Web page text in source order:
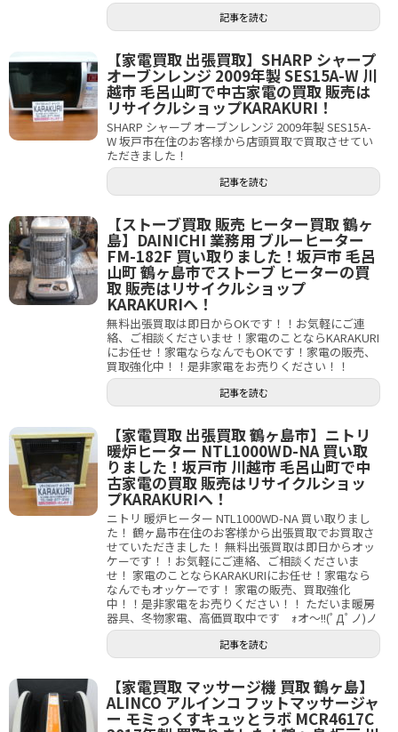
記事を読む
【家電買取 出張買取】SHARP シャープ
オーブンレンジ 2009年製 SES15A-W 川
越市 毛呂山町で中古家電の買取 販売は
リサイクルショップKARAKURI！
SHARP シャープ オーブンレンジ 2009年製 SES15A-
W 坂戸市在住のお客様から店頭買取で買取させてい
ただきました！
記事を読む
【ストーブ買取 販売 ヒーター買取 鶴ヶ
島】DAINICHI 業務用 ブルーヒーター
FM-182F 買い取りました！坂戸市 毛呂
山町 鶴ヶ島市でストーブ ヒーターの買
取 販売はリサイクルショップ
KARAKURIへ！
無料出張買取は即日からOKです！！お気軽にご連
絡、ご相談くださいませ！家電のことならKARAKURI
にお任せ！家電ならなんでもOKです！家電の販売、
買取強化中！！是非家電をお売りください！！
記事を読む
【家電買取 出張買取 鶴ヶ島市】ニトリ
暖炉ヒーター NTL1000WD-NA 買い取
りました！坂戸市 川越市 毛呂山町で中
古家電の買取 販売はリサイクルショッ
プKARAKURIへ！
ニトリ 暖炉ヒーター NTL1000WD-NA 買い取りまし
た！ 鶴ヶ島市在住のお客様から出張買取でお買取さ
せていただきました！ 無料出張買取は即日からオッ
ケーです！！お気軽にご連絡、ご相談くださいま
せ！ 家電のことならKARAKURIにお任せ！家電なら
なんでもオッケーです！ 家電の販売、買取強化
中！！是非家電をお売りください！！ ただいま暖房
器具、冬物家電、高価買取中です ｫオ～!!(ﾟДﾟノ)ノ
記事を読む
【家電買取 マッサージ機 買取 鶴ヶ島】
ALINCO アルインコ フットマッサージャ
ー モミっくすキュッとラボ MCR4617C